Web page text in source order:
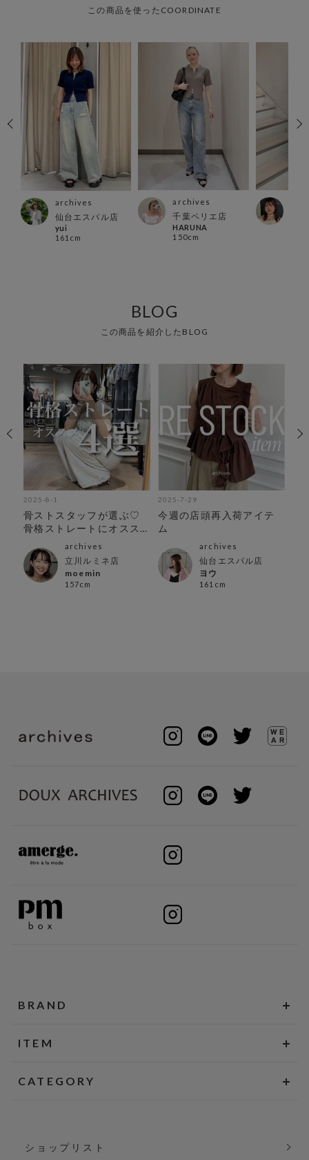
この商品を使ったCOORDINATE
archives
仙台エスパル店
yui
161cm
archives
千葉ペリエ店
HARUNA
150cm
BLOG
この商品を紹介したBLOG
2025-8-1
骨ストスタッフが選ぶ♡
骨格ストレートにオスス
archives
立川ルミネ店
moemin
157cm
2025-7-29
今週の店頭再入荷アイテ
ム
archives
仙台エスパル店
ヨウ
161cm
BRAND
ITEM
CATEGORY
ショップリスト